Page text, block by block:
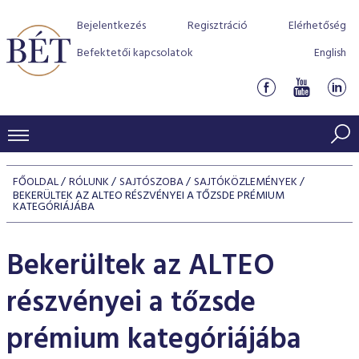
Bejelentkezés Regisztráció
Elérhetőség
Befektetői kapcsolatok
English
KERESKEDÉSI ADATOK
INDEXEK
Kötvényindexek
Jelzáloglevél indexek
Vállalati kötvény indexek
Kedvenc instrumentumok
Azonnali Piac
Részvények
Származékos piac
BEFEKTETŐK
Indexek
Részvény szekció
Hitelpapír szekció
Szabályozás
BÉT szabályzatok
Befektetővédelem
Alkalmazott díjstruktúra
Elszámolás
KIBOCSÁTÓK
program
BÉT Xtend - Részvénypiac egyszerűen
TŐZSDETAGOK
Tőzsdetagok, üzletkötők
VENDOROK
FŐOLDAL RÓLUNK SAJTÓSZOBA SAJTÓKÖZLEMÉNYEK
BEKERÜLTEK AZ ALTEO RÉSZVÉNYEI A TŐZSDE PRÉMIUM
KATEGÓRIÁJÁBA
Bekerültek az ALTEO
részvényei a tőzsde
prémium kategóriájába